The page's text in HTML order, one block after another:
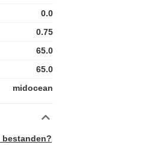
0.0
0.75
65.0
65.0
midocean
bestanden?